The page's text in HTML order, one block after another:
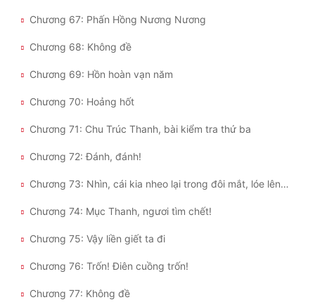
Chương 67: Phấn Hồng Nương Nương
Chương 68: Không đề
Chương 69: Hồn hoàn vạn năm
Chương 70: Hoảng hốt
Chương 71: Chu Trúc Thanh, bài kiểm tra thứ ba
Chương 72: Đánh, đánh!
Chương 73: Nhìn, cái kia nheo lại trong đôi mắt, lóe lên là sát khí
Chương 74: Mục Thanh, ngươi tìm chết!
Chương 75: Vậy liền giết ta đi
Chương 76: Trốn! Điên cuồng trốn!
Chương 77: Không đề